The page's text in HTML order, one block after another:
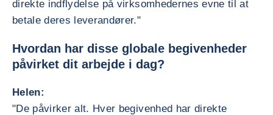
direkte indflydelse på virksomhedernes evne til at
betale deres leverandører."
Hvordan har disse globale begivenheder
påvirket dit arbejde i dag?
Helen:
"De påvirker alt. Hver begivenhed har direkte